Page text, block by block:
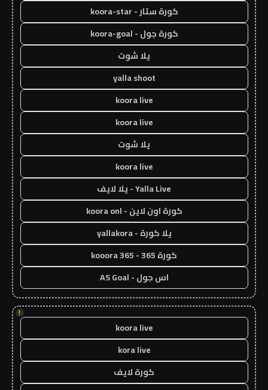
كورة ستار - koora-star
كورة جول - koora-goal
يلا شوت
yalla shoot
koora live
koora live
يلا شوت
koora live
Yalla Live - يلا لايف
كورة اون لاين - koora onl
يلا كورة - yallakora
كورة 365 - kooora 365
اس جول - AS Goal
!
koora live
kora live
كورة لايف